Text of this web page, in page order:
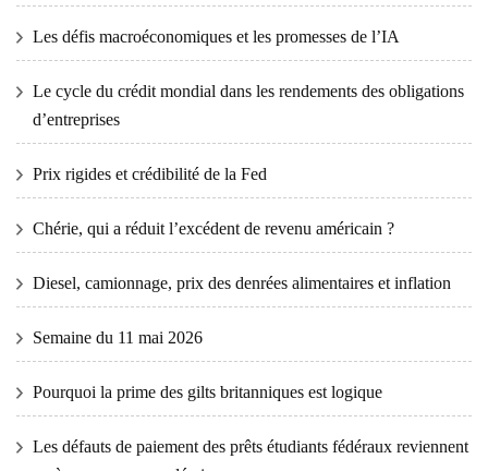
Les défis macroéconomiques et les promesses de l’IA
Le cycle du crédit mondial dans les rendements des obligations
d’entreprises
Prix ​​​​rigides et crédibilité de la Fed
Chérie, qui a réduit l’excédent de revenu américain ?
Diesel, camionnage, prix des denrées alimentaires et inflation
Semaine du 11 mai 2026
Pourquoi la prime des gilts britanniques est logique
Les défauts de paiement des prêts étudiants fédéraux reviennent